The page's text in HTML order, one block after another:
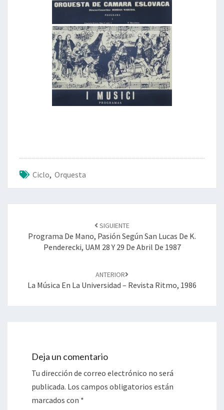
Ciclo, Orquesta
entradas
SIGUIENTE
Programa De Mano, Pasión Según San Lucas De K.
Penderecki, UAM 28 Y 29 De Abril De 1987
ANTERIOR
La Música En La Universidad – Revista Ritmo, 1986
Deja un comentario
Tu dirección de correo electrónico no será
publicada. Los campos obligatorios están
marcados con *